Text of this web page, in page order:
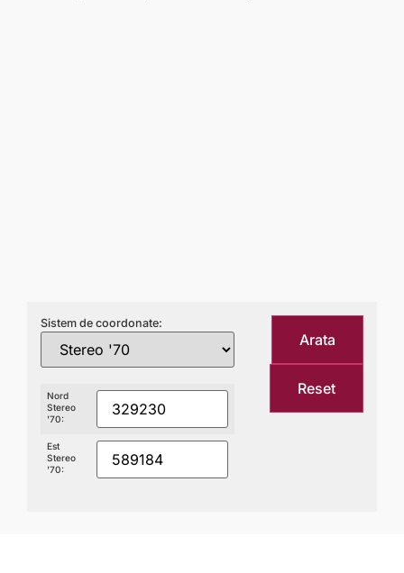
Sistem de coordonate:
Nord
Stereo
'70:
Est
Stereo
'70:
Arata
Reset